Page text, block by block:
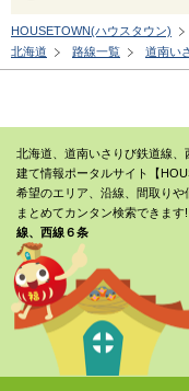
HOUSETOWN(ハウスタウン)
北海道
路線一覧 道南い
北海道、道南いさりび鉄道線
建て情報ポータルサイト【
希望のエリア、沿線、間取り
まとめてカンタン検索できま
線、西線６条